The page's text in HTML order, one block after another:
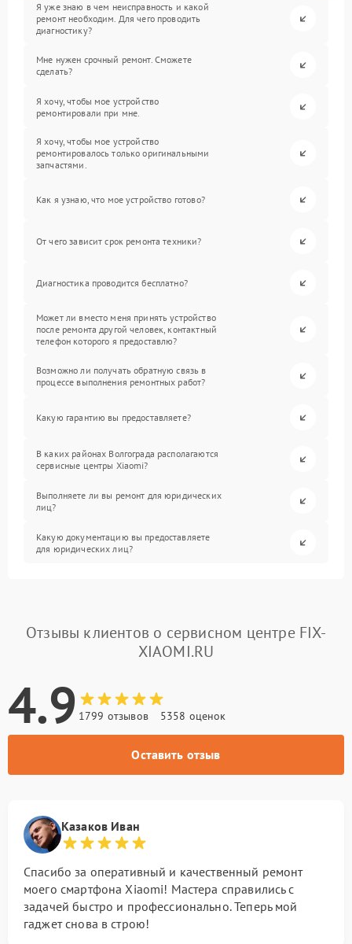
Я уже знаю в чем неисправность и какой
ремонт необходим. Для чего проводить
диагностику?
Мне нужен срочный ремонт. Сможете
сделать?
Я хочу, чтобы мое устройство
ремонтировали при мне.
Я хочу, чтобы мое устройство
ремонтировалось только оригинальными
запчастями.
Как я узнаю, что мое устройство готово?
От чего зависит срок ремонта техники?
Диагностика проводится бесплатно?
Может ли вместо меня принять устройство
после ремонта другой человек, контактный
телефон которого я предоставлю?
Возможно ли получать обратную связь в
процессе выполнения ремонтных работ?
Какую гарантию вы предоставляете?
В каких районах Волгограда располагаются
сервисные центры Xiaomi?
Выполняете ли вы ремонт для юридических
лиц?
Какую документацию вы предоставляете
для юридических лиц?
Отзывы клиентов о сервисном центре FIX-
XIAOMI.RU
4.9 1799 отзывов 5358 оценок
Оставить отзыв
Казаков Иван
Спасибо за оперативный и качественный ремонт
моего смартфона Xiaomi! Мастера справились с
задачей быстро и профессионально. Теперь мой
гаджет снова в строю!